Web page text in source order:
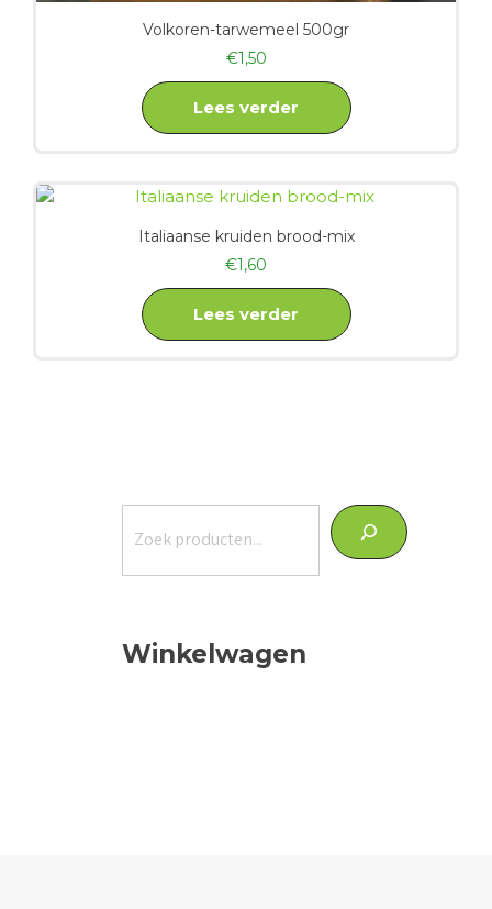
Volkoren-tarwemeel 500gr
€1,50
Lees verder
Italiaanse kruiden brood-mix
€1,60
Lees verder
Winkelwagen